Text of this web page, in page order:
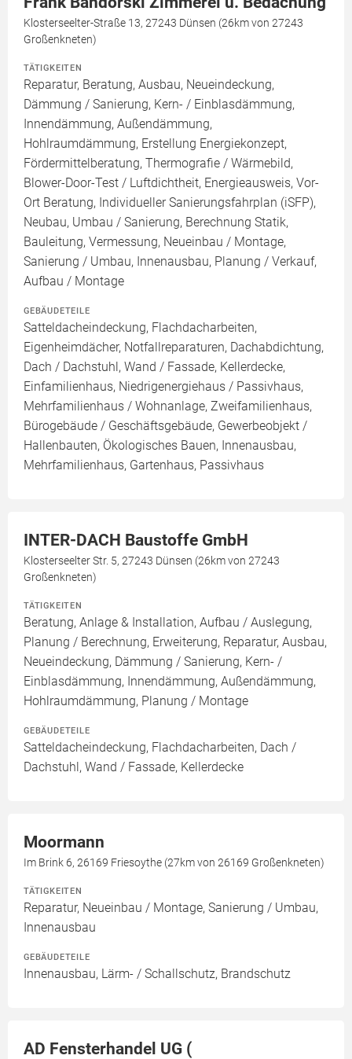
Klosterseelter-Straße 13, 27243 Dünsen (26km von 27243
Großenkneten)
TÄTIGKEITEN
Reparatur, Beratung, Ausbau, Neueindeckung,
Dämmung / Sanierung, Kern- / Einblasdämmung,
Innendämmung, Außendämmung,
Hohlraumdämmung, Erstellung Energiekonzept,
Fördermittelberatung, Thermografie / Wärmebild,
Blower-Door-Test / Luftdichtheit, Energieausweis, Vor-
Ort Beratung, Individueller Sanierungsfahrplan (iSFP),
Neubau, Umbau / Sanierung, Berechnung Statik,
Bauleitung, Vermessung, Neueinbau / Montage,
Sanierung / Umbau, Innenausbau, Planung / Verkauf,
Aufbau / Montage
GEBÄUDETEILE
Satteldacheindeckung, Flachdacharbeiten,
Eigenheimdächer, Notfallreparaturen, Dachabdichtung,
Dach / Dachstuhl, Wand / Fassade, Kellerdecke,
Einfamilienhaus, Niedrigenergiehaus / Passivhaus,
Mehrfamilienhaus / Wohnanlage, Zweifamilienhaus,
Bürogebäude / Geschäftsgebäude, Gewerbeobjekt /
Hallenbauten, Ökologisches Bauen, Innenausbau,
Mehrfamilienhaus, Gartenhaus, Passivhaus
INTER-DACH Baustoffe GmbH
Klosterseelter Str. 5, 27243 Dünsen (26km von 27243
Großenkneten)
TÄTIGKEITEN
Beratung, Anlage & Installation, Aufbau / Auslegung,
Planung / Berechnung, Erweiterung, Reparatur, Ausbau,
Neueindeckung, Dämmung / Sanierung, Kern- /
Einblasdämmung, Innendämmung, Außendämmung,
Hohlraumdämmung, Planung / Montage
GEBÄUDETEILE
Satteldacheindeckung, Flachdacharbeiten, Dach /
Dachstuhl, Wand / Fassade, Kellerdecke
Moormann
Im Brink 6, 26169 Friesoythe (27km von 26169 Großenkneten)
TÄTIGKEITEN
Reparatur, Neueinbau / Montage, Sanierung / Umbau,
Innenausbau
GEBÄUDETEILE
Innenausbau, Lärm- / Schallschutz, Brandschutz
AD Fensterhandel UG (